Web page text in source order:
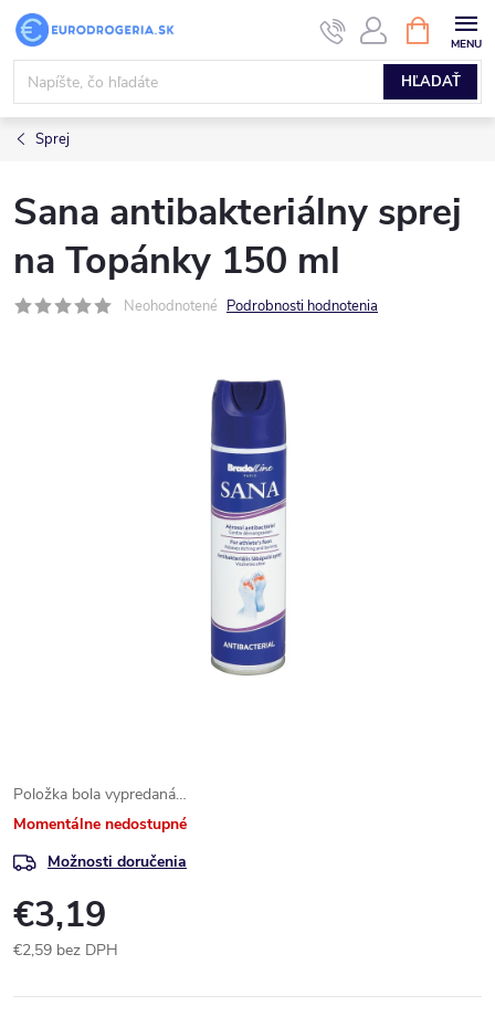
Prejsť
obsah
HĽADAŤ
KOŠÍK
Sprej
Sana antibakteriálny sprej
na Topánky 150 ml
Neohodnotené Podrobnosti hodnotenia
Položka bola vypredaná…
Momentálne nedostupné
Možnosti doručenia
€3,19
€2,59 bez DPH
cena: